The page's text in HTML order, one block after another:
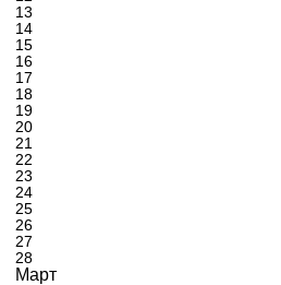
13
14
15
16
17
18
19
20
21
22
23
24
25
26
27
28
Март